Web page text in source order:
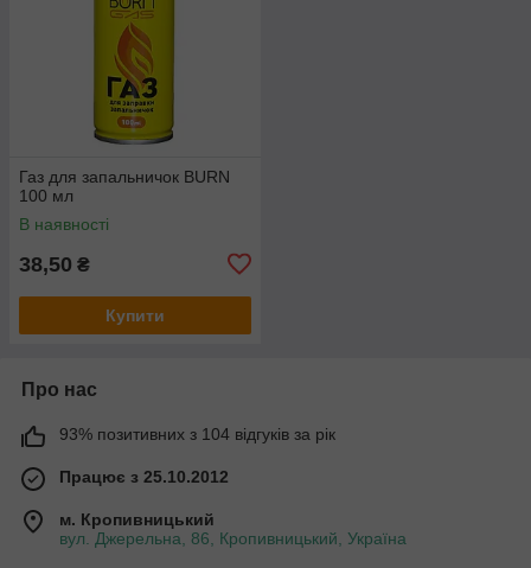
Газ для запальничок BURN
100 мл
В наявності
38,50 ₴
Купити
Про нас
93% позитивних з 104 відгуків за рік
Працює з 25.10.2012
м. Кропивницький
вул. Джерельна, 86, Кропивницький, Україна